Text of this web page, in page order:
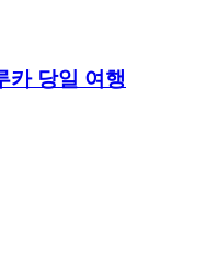
카 당일 여행